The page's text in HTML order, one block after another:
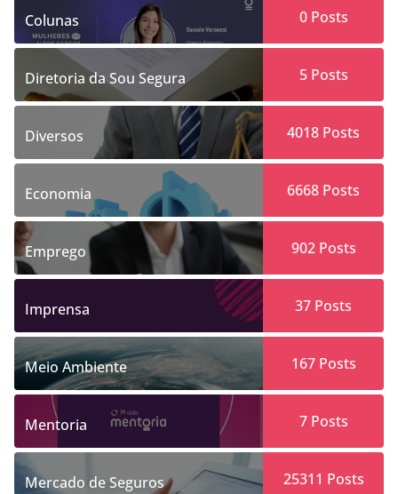
Colunas 0Posts
Diretoria da Sou Segura 5Posts
Diversos 4018 Posts
Economia 6668 Posts
Emprego 902Posts
Imprensa 37 Posts
Meio Ambiente 167Posts
Mentoria 7Posts
Mercado de Seguros 25311 Posts